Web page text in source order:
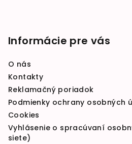
Informácie pre vás
O nás
Kontakty
Reklamačný poriadok
Podmienky ochrany osobných
Cookies
Vyhlásenie o spracúvaní
siete)